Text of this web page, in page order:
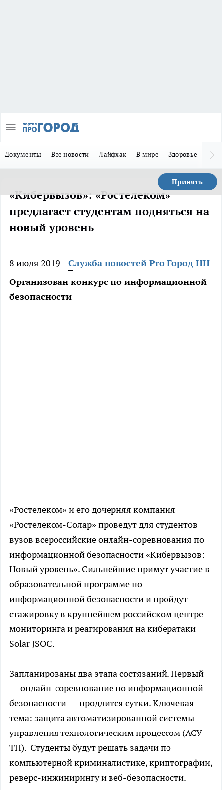
Документы Все новости Лайфхак В мире Здоровье
Принять
«Кибервызов»: «Ростелеком»
предлагает студентам подняться на
новый уровень
8 июля 2019
Служба новостей Pro Город НН
Организован конкурс по информационной
безопасности
«Ростелеком» и его дочерняя компания
«Ростелеком-Солар» проведут для студентов
вузов всероссийские онлайн-соревнования по
информационной безопасности «Кибервызов:
Новый уровень». Сильнейшие примут участие в
образовательной программе по
информационной безопасности и пройдут
стажировку в крупнейшем российском центре
мониторинга и реагирования на кибератаки
Solar JSOC.
Запланированы два этапа состязаний. Первый
— онлайн-соревнование по информационной
безопасности — продлится сутки. Ключевая
тема: защита автоматизированной системы
управления технологическим процессом (АСУ
ТП). Студенты будут решать задачи по
компьютерной криминалистике, криптографии,
реверс-инжинирингу и веб-безопасности.